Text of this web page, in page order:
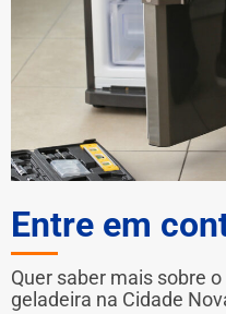
Entre em
Quer saber mais sobre
geladeira na Cidade